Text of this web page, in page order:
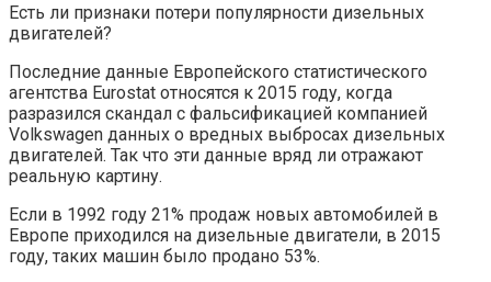
Есть ли признаки потери популярности дизельных
двигателей?
Последние данные Европейского статистического
агентства Eurostat относятся к 2015 году, когда
разразился скандал с фальсификацией компанией
Volkswagen данных о вредных выбросах дизельных
двигателей. Так что эти данные вряд ли отражают
реальную картину.
Если в 1992 году 21% продаж новых автомобилей в
Европе приходился на дизельные двигатели, в 2015
году, таких машин было продано 53%.